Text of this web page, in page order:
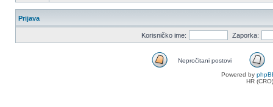
Prijava
Korisničko ime: Zaporka:
Nepročitani postovi
Powered by
HR